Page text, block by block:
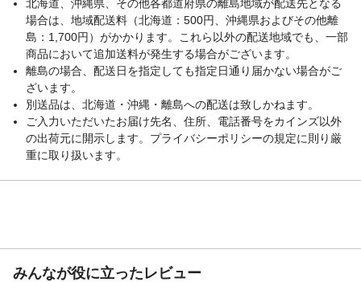
北海道、沖縄県、その他各都道府県の離島地域が配送先となる
場合は、地域配送料（北海道：500円、沖縄県およびその他離
島：1,700円）がかかります。これら以外の配送地域でも、一部
商品において追加送料が発生する場合がございます。
離島の場合、配送日を指定しても指定日通り届かない場合がご
ざいます。
別送品は、北海道・沖縄・離島への配送は致しかねます。
ご入力いただいたお届け先名、住所、電話番号をカインズ以外
の出荷元に開示します。プライバシーポリシーの規定に則り厳
重に取り扱います。
みんなが役に立ったレビュー